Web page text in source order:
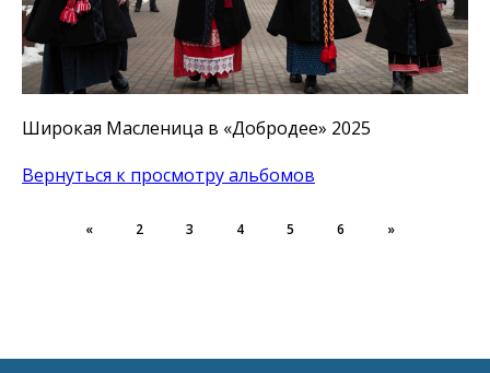
Широкая Масленица в «Добродее» 2025
Вернуться к просмотру альбомов
« 2 3 4 5 6 »